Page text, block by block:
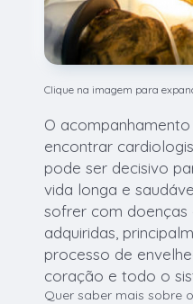
Clique na imagem para
O
encontrar
pode ser decisivo
vida longa e
sofrer com doenças
adquiridas,
processo de
coração e todo o
Quer saber mais sobre